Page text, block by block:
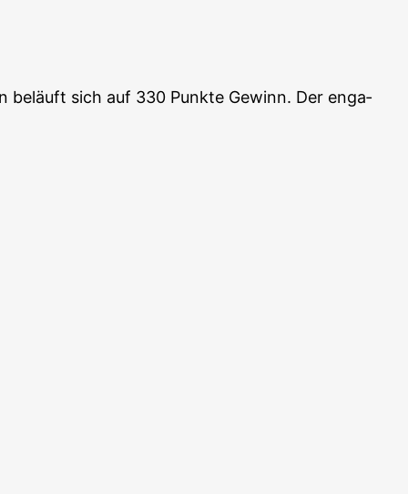
beläuft sich auf 330 Punk­te Gewinn. Der enga­